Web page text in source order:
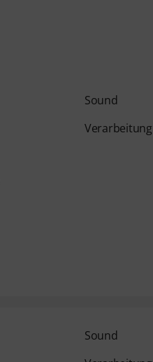
Sound
Verarbeitung
Sound